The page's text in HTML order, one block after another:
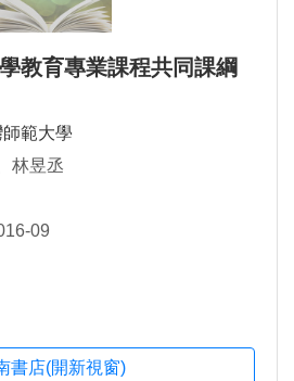
教育專業課程共同課綱
範大學
林昱丞
09
書店(開新視窗)